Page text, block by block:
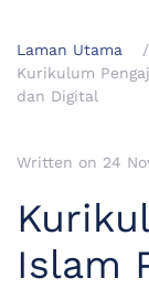
Laman Utama
Kurikulum
dan Digital
Written on 24
Islam